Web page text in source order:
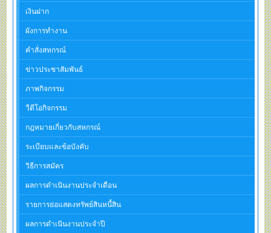
เงินฝาก
ผังการทำงาน
คำสั่งสหกรณ์
ข่าวประชาสัมพันธ์
ภาพกิจกรรม
วีดีโอกิจกรรม
กฎหมายเกี่ยวกับสหกรณ์
ระเบียบและข้อบังคับ
วิธีการสมัคร
ผลการดำเนินงานประจำเดือน
รายการย่อแสดงทรัพย์สินหนี้สิน
ผลการดำเนินงานประจำปี